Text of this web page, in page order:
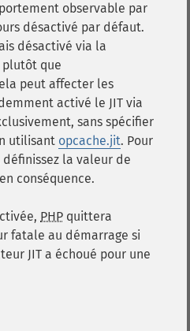
observable par
désactivé par défaut.
désactivé via la
plutôt que
peut affecter les
activé le JIT via
sans spécifier
utilisant opcache.jit. Pour
la valeur de
en conséquence.
PHP quittera
fatale au démarrage si
JIT a échoué pour une